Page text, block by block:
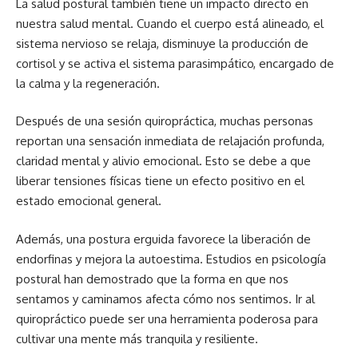
La salud postural también tiene un impacto directo en
nuestra salud mental. Cuando el cuerpo está alineado, el
sistema nervioso se relaja, disminuye la producción de
cortisol y se activa el sistema parasimpático, encargado de
la calma y la regeneración.
Después de una sesión quiropráctica, muchas personas
reportan una sensación inmediata de relajación profunda,
claridad mental y alivio emocional. Esto se debe a que
liberar tensiones físicas tiene un efecto positivo en el
estado emocional general.
Además, una postura erguida favorece la liberación de
endorfinas y mejora la autoestima. Estudios en psicología
postural han demostrado que la forma en que nos
sentamos y caminamos afecta cómo nos sentimos. Ir al
quiropráctico puede ser una herramienta poderosa para
cultivar una mente más tranquila y resiliente.